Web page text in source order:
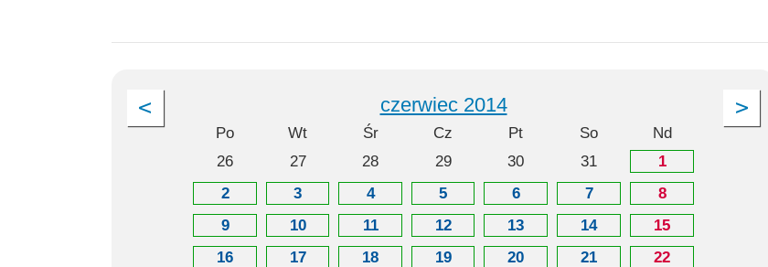
czerwiec 2014
Po Wt Śr Cz Pt So
Nd
26
27 28 29 30 31
1
2
3 4 5 6 7
8
9
10 11 12 13 14
15
16
17 18 19 20 21
22